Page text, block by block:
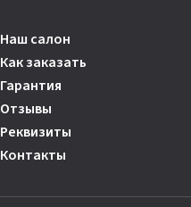
Наш салон
Как заказать
Гарантия
Отзывы
Реквизиты
Контакты